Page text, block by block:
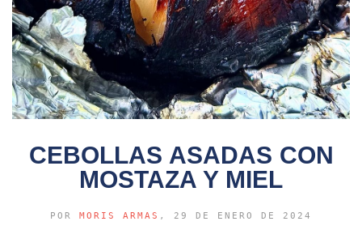
CEBOLLAS ASADAS CON
MOSTAZA Y MIEL
POR MORIS ARMAS , 29 DE ENERO DE 2024